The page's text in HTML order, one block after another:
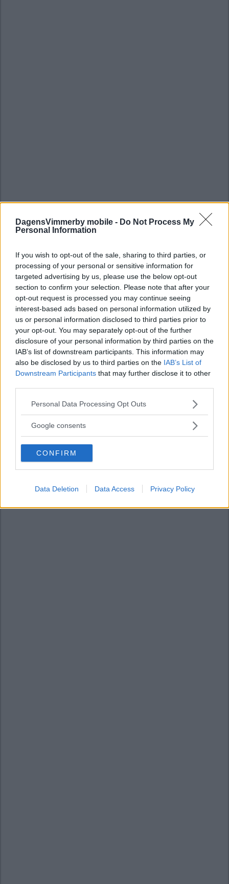
DagensVimmerby mobile - Do Not Process My
Personal Information
If you wish to opt-out of the sale, sharing to third parties, or
processing of your personal or sensitive information for
targeted advertising by us, please use the below opt-out
section to confirm your selection. Please note that after your
opt-out request is processed you may continue seeing
interest-based ads based on personal information utilized by
us or personal information disclosed to third parties prior to
your opt-out. You may separately opt-out of the further
disclosure of your personal information by third parties on the
IAB’s list of downstream participants. This information may
also be disclosed by us to third parties on the IAB’s List of
Downstream Participants that may further disclose it to other
Please note that this website/app uses one or more Google
not limited to your visit or usage behaviour. You may click to
use your data for below specified purposes in below Google
consent section.
Personal Data Processing Opt Outs
Google consents
CONFIRM
Data Deletion Data Access Privacy Policy